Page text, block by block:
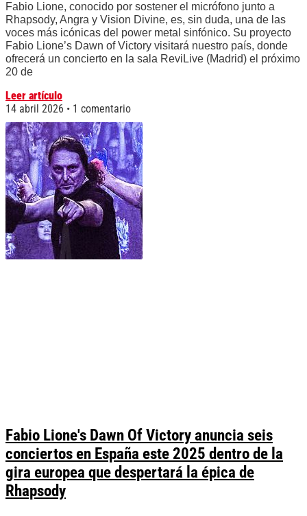
Fabio Lione, conocido por sostener el micrófono junto a
Rhapsody, Angra y Vision Divine, es, sin duda, una de las
voces más icónicas del power metal sinfónico. Su proyecto
Fabio Lione’s Dawn of Victory visitará nuestro país, donde
ofrecerá un concierto en la sala ReviLive (Madrid) el próximo
20 de
Leer artículo
14 abril 2026
1 comentario
Fabio Lione's Dawn Of Victory anuncia seis
conciertos en España este 2025 dentro de la
gira europea que despertará la épica de
Rhapsody